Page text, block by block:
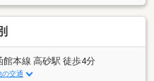
館本線 高砂駅 徒歩4分
の交通